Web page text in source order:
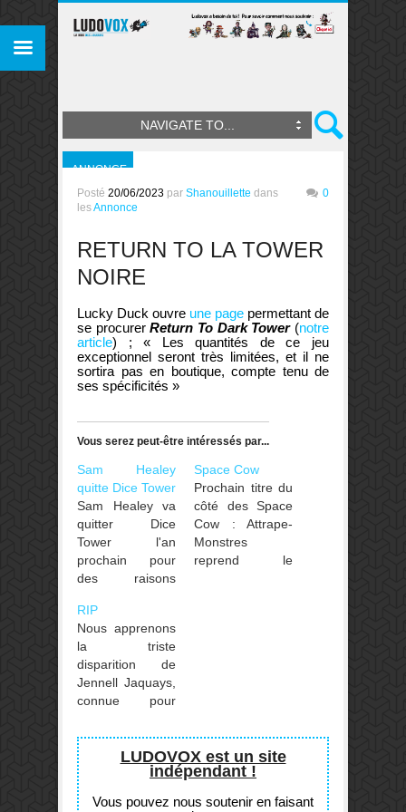
NAVIGATE TO...
ANNONCE
Posté 20/06/2023 par Shanouillette dans
lesAnnonce
0
RETURN TO LA TOWER
NOIRE
Lucky Duck ouvre une page permettant de
se procurerReturn To Dark Tower(notre
article) ; « Les quantités de ce jeu
exceptionnel seront très limitées, et il ne
sortira pas en boutique, compte tenu de
ses spécificités »
Vous serez peut-être intéressés par...
Sam Healey
quitte Dice Tower
Sam Healey va
quitter Dice
Tower l'an
prochain pour
des raisons
(source).
Apparemment
c'était prévu
depuis un
moment, mais
les fans de
accusent le
coup. :(
Space Cow
Prochain titre du
côté des Space
Cow : Attrape-
Monstres
reprend le
RIP
Nous apprenons
la triste
disparition de
Jennell Jaquays,
connue pour
des aventures
pour D&D
notamment à
l'époque de la
LUDOVOX est un site
indépendant !
Vous pouvez nous soutenir en faisant